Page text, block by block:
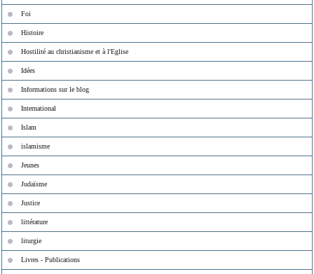
Foi
Histoire
Hostilité au christianisme et à l'Eglise
Idées
Informations sur le blog
International
Islam
islamisme
Jeunes
Judaïsme
Justice
littérature
liturgie
Livres - Publications